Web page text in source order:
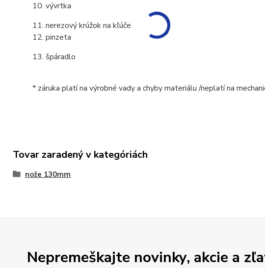
10. vývrtka
11. nerezový krúžok na kľúče
12. pinzeta
13. špáradlo
* záruka platí na výrobné vady a chyby materiálu /neplatí na
Tovar zaradený v kategóriách
nože 130mm
Nepremeškajte novinky, akcie a